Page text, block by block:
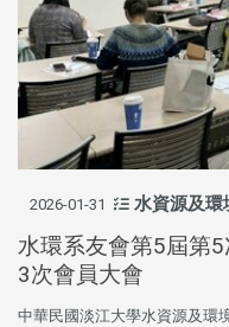
2026-01-31 水資源及環
水環系友會第5屆第
3次會員大會
中華民國淡江大學水資源及環